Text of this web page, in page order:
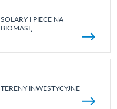
SOLARY I PIECE NA
BIOMASĘ
TERENY INWESTYCYJNE